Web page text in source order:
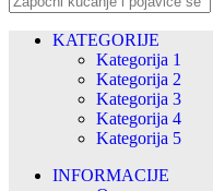
KATEGORIJE
Kategorija 1
Kategorija 2
Kategorija 3
Kategorija 4
Kategorija 5
INFORMACIJE